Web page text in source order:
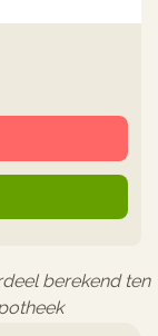
berekend ten